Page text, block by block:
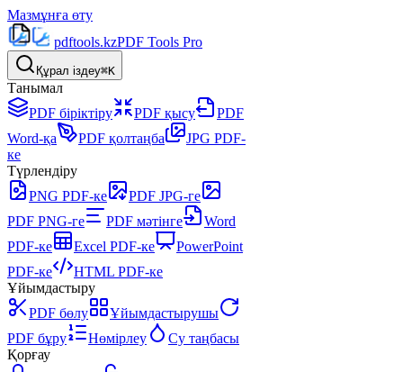
Мазмұнға өту
pdftools.kzPDF Tools Pro
Құрал іздеу⌘K
Танымал
PDF біріктіру
PDF қысу
PDF
Word-қа
PDF қолтаңба
JPG PDF-
ке
Түрлендіру
PNG PDF-ке
PDF JPG-ге
PDF PNG-ге
PDF мәтінге
Word
PDF-ке
Excel PDF-ке
PowerPoint
PDF-ке
HTML PDF-ке
Ұйымдастыру
PDF бөлу
Ұйымдастырушы
PDF бұру
Нөмірлеу
Су таңбасы
Қорғау